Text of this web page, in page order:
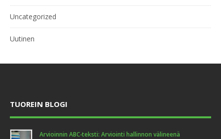
Uncategorized
Uutinen
TUOREIN BLOGI
Arvioinnin ABC-teksti: Arviointi hallinnon välineenä